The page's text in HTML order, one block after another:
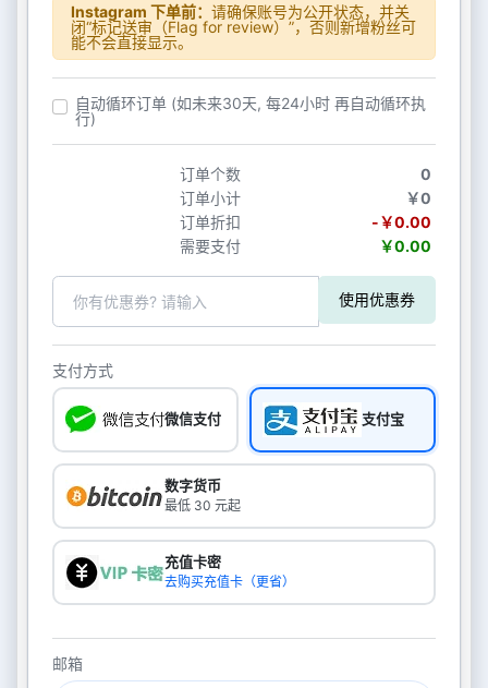
Instagram 下单前： 请确保账号为公开状态，并关
闭“标记送审（Flag for review）”，否则新增粉丝可
能不会直接显示。
自动循环订单 (如未来30天, 每24小时 再自动循环执
行)
订单个数
0
订单小计
￥0
订单折扣
-￥0.00
需要支付
￥0.00
使用优惠券
支付方式
微信支付 支付宝
数字货币
最低 30 元起
充值卡密
去购买充值卡（更省）
邮箱